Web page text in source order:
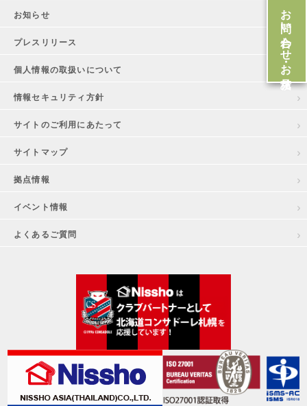
お知らせ
プレスリリース
個人情報の取扱いについて
情報セキュリティ方針
サイトのご利用にあたって
サイトマップ
拠点情報
イベント情報
よくあるご質問
お問い合わせ・お見積